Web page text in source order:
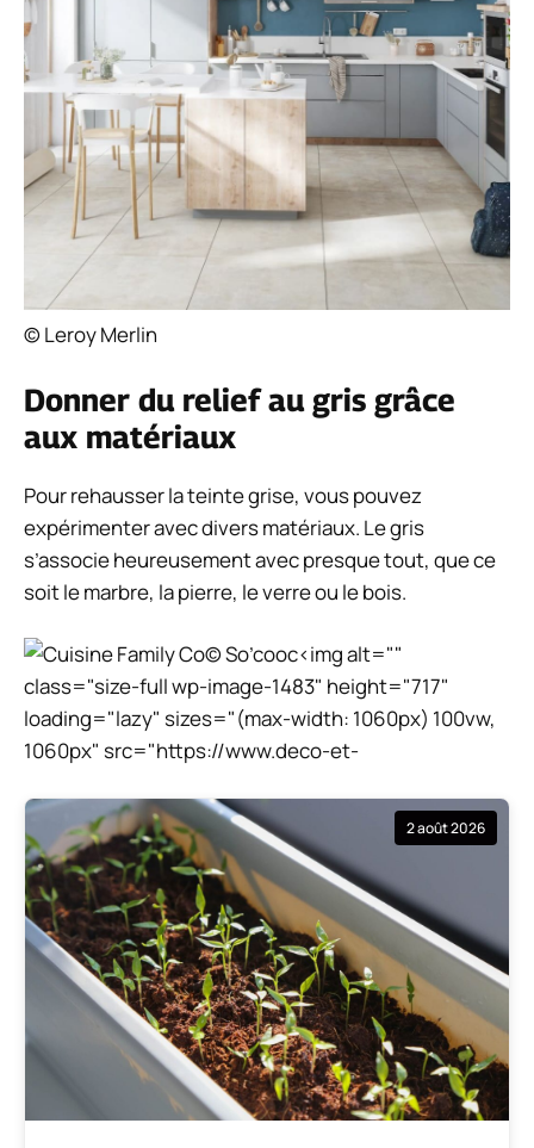
© Leroy Merlin
Donner du relief au gris grâce
aux matériaux
Pour rehausser la teinte grise, vous pouvez
expérimenter avec divers matériaux. Le gris
s’associe heureusement avec presque tout, que ce
soit le marbre, la pierre, le verre ou le bois.
© So’cooc<img alt=""
class="size-full wp-image-1483" height="717"
loading="lazy" sizes="(max-width: 1060px) 100vw,
1060px" src="https://www.deco-et-
2 août 2026